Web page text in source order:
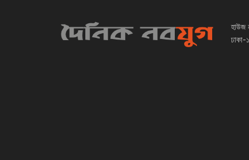
হাউজ
ঢাকা-